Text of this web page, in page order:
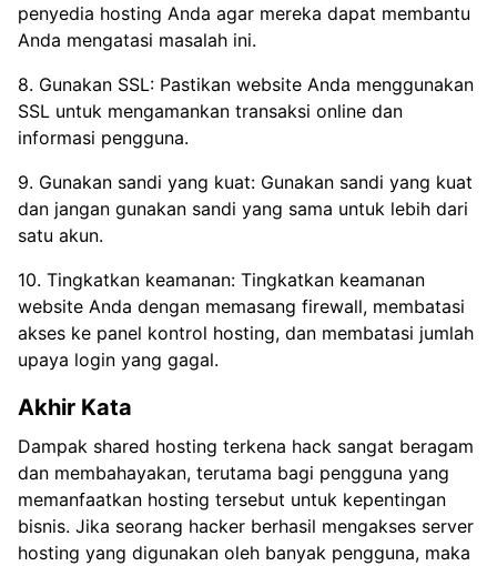
penyedia hosting Anda agar mereka dapat membantu
Anda mengatasi masalah ini.
8. Gunakan SSL: Pastikan website Anda menggunakan
SSL untuk mengamankan transaksi online dan
informasi pengguna.
9. Gunakan sandi yang kuat: Gunakan sandi yang kuat
dan jangan gunakan sandi yang sama untuk lebih dari
satu akun.
10. Tingkatkan keamanan: Tingkatkan keamanan
website Anda dengan memasang firewall, membatasi
akses ke panel kontrol hosting, dan membatasi jumlah
upaya login yang gagal.
Akhir Kata
Dampak shared hosting terkena hack sangat beragam
dan membahayakan, terutama bagi pengguna yang
memanfaatkan hosting tersebut untuk kepentingan
bisnis. Jika seorang hacker berhasil mengakses server
hosting yang digunakan oleh banyak pengguna, maka